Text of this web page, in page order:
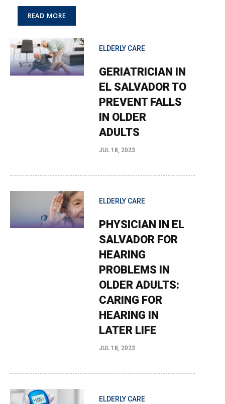
READ MORE
ELDERLY CARE
GERIATRICIAN IN
EL SALVADOR TO
PREVENT FALLS
IN OLDER
ADULTS
JUL 18, 2023
ELDERLY CARE
PHYSICIAN IN EL
SALVADOR FOR
HEARING
PROBLEMS IN
OLDER ADULTS:
CARING FOR
HEARING IN
LATER LIFE
JUL 18, 2023
ELDERLY CARE